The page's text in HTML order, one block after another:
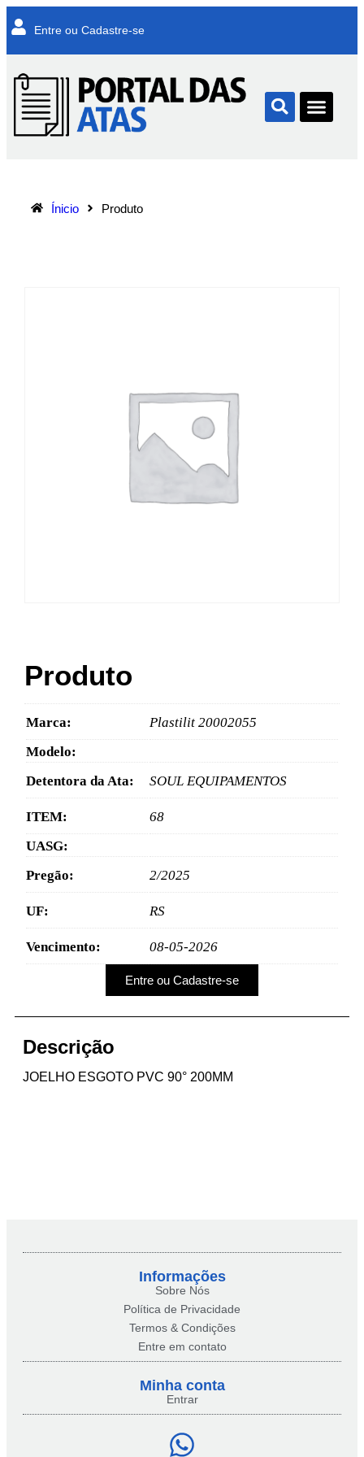
Entre ou Cadastre-se
Ínicio Produto
Produto
Marca:
Plastilit 20002055
Modelo:
Detentora da Ata:
SOUL EQUIPAMENTOS
ITEM:
68
UASG:
Pregão:
2/2025
UF: RS
Vencimento: 08-05-2026
Entre ou Cadastre-se
Descrição
JOELHO ESGOTO PVC 90° 200MM
Informações
Sobre Nós
Política de Privacidade
Termos & Condições
Entre em contato
Minha conta​
Entrar